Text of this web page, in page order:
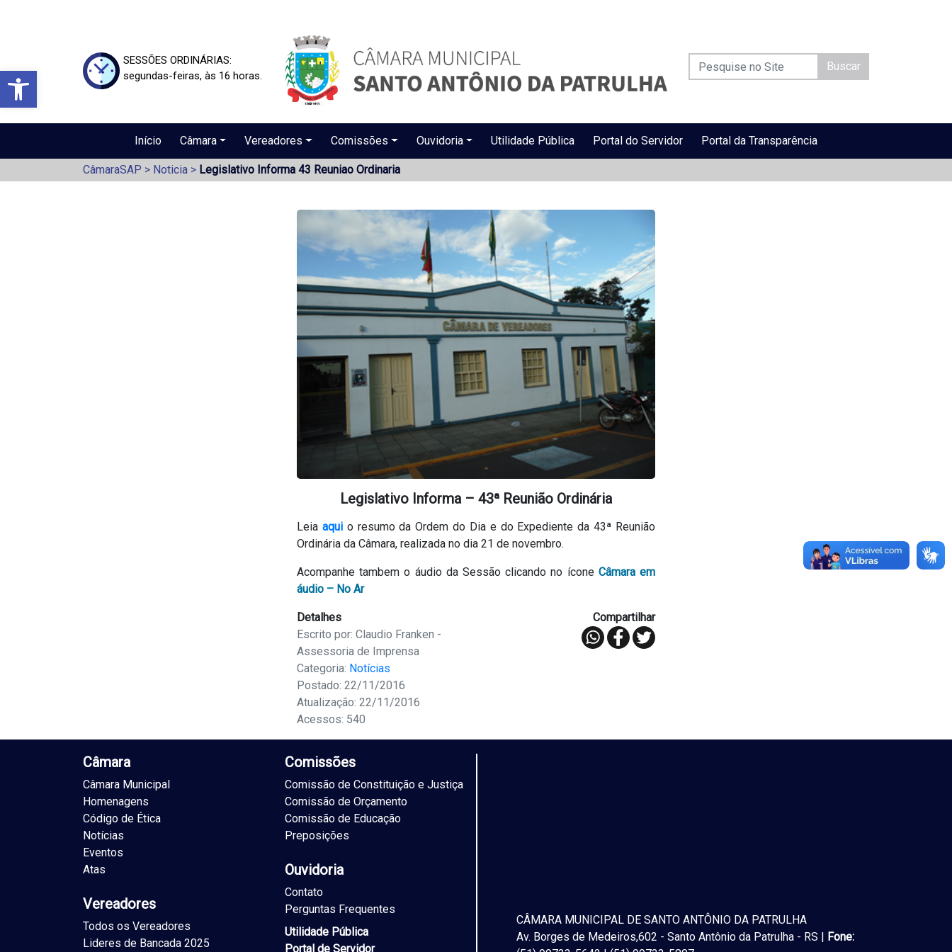
Barra de Ferramentas Aberta
SESSÕES ORDINÁRIAS:
segundas-feiras, às 16 horas.
Buscar
Início Câmara Vereadores Comissões Ouvidoria Utilidade Pública Portal do Servidor Portal da Transparência
CâmaraSAP > Noticia > Legislativo Informa 43 Reuniao Ordinaria
Legislativo Informa – 43ª Reunião Ordinária
Leia aquio resumo da Ordem do Dia e do Expediente da 43ª Reunião
Ordinária da Câmara, realizada no dia 21 de novembro.
Acompanhe tambem o áudio da Sessão clicando no ícone Câmara em
áudio – No Ar
Detalhes
Escrito por: Claudio Franken -
Assessoria de Imprensa
Categoria: Notícias
Postado: 22/11/2016
Atualização: 22/11/2016
Acessos: 540
Compartilhar
Câmara
Câmara Municipal
Homenagens
Código de Ética
Notícias
Eventos
Atas
Vereadores
Todos os Vereadores
Lideres de Bancada 2025
Comissões
Comissão de Constituição e Justiça
Comissão de Orçamento
Comissão de Educação
Preposições
Ouvidoria
Contato
Perguntas Frequentes
Utilidade Pública
Portal de Servidor
CÂMARA MUNICIPAL DE SANTO ANTÔNIO DA PATRULHA
Av. Borges de Medeiros,602 - Santo Antônio da Patrulha - RS | Fone: